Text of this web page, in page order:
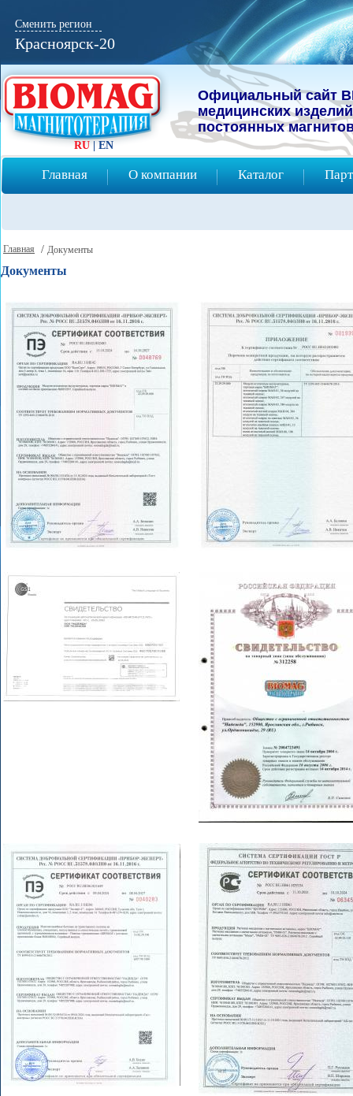
Официальный сайт
мeдицинcких
постоянных
Главная О компании Каталог
RU | EN
Сменить регион
Красноярск-20
Главная / Документы
Документы